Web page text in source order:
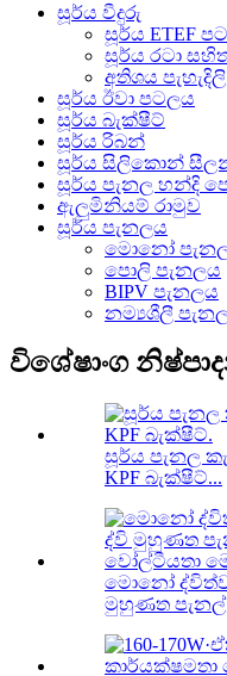
සූර්ය වීදුරු
සූර්ය ETEF
සූර්ය රටා
අතිශය
සූර්ය ඊවා පටලය
සූර්ය බැක්ෂීට්
සූර්ය රිබන්
සූර්ය සිලිකොන්
සූර්ය පැනල හන්දි
ඇලුමිනියම් රාමුව
සූර්ය පැනලය
මොනෝ
පොලි පැනලය
BIPV පැනලය
නම්‍යශීලී
විශේෂාංග
සූර්ය පැනල
KPF බැක්ෂීට්...
මොනෝ ද්විත්ව
මුහුණත පැනල්